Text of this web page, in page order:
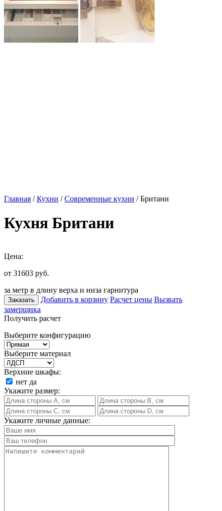
Главная /Кухни /Современные кухни / Британи
Кухня Британи
Цена:
от 31603 руб.
за метр в длину верха и низа гарнитура
Заказать Добавить в корзину Расчет цены Вызвать
замерщика
Получить расчет
Выберите конфигурацию
Выберите материал
Верхние шкафы:
нет да
Укажите размер:
Укажите личные данные: